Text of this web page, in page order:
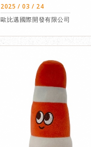
2025 / 03 / 24
歐比邁國際開發有限公司